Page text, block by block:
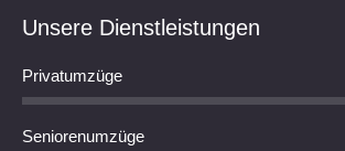
Unsere Dienstleistungen
Privatumzüge
Seniorenumzüge